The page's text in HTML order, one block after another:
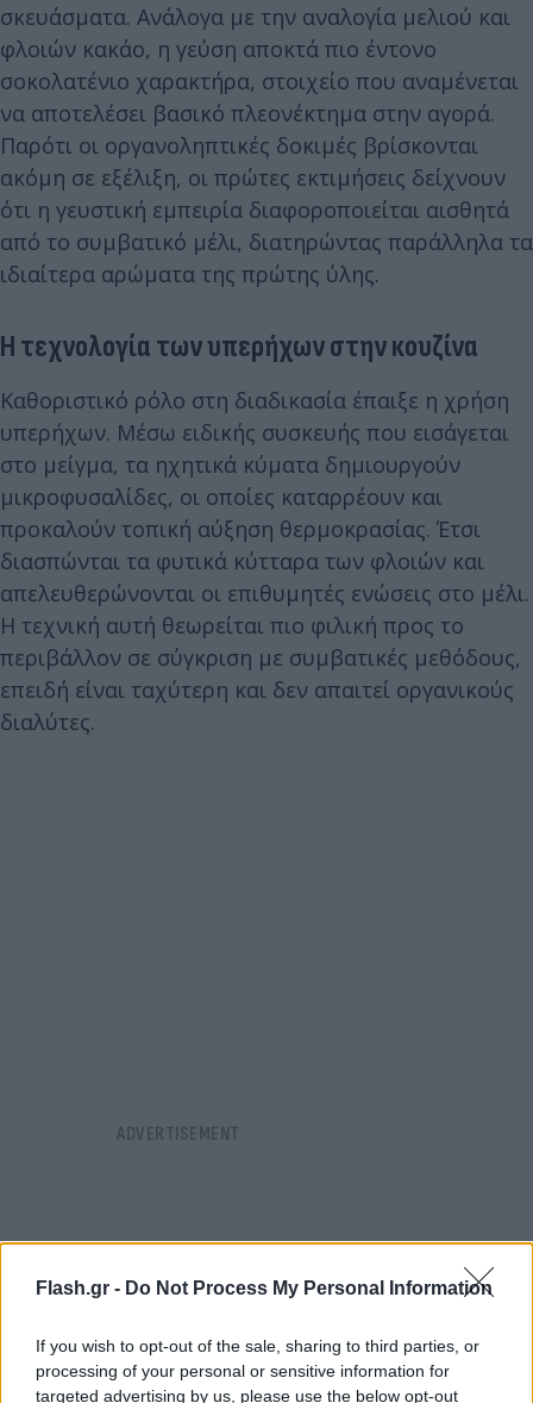
Flash.gr - Do Not Process My Personal Information
If you wish to opt-out of the sale, sharing to third parties, or
processing of your personal or sensitive information for
targeted advertising by us, please use the below opt-out
σκευάσματα. Ανάλογα με την αναλογία μελιού και
φλοιών κακάο, η γεύση αποκτά πιο έντονο
σοκολατένιο χαρακτήρα, στοιχείο που αναμένεται
να αποτελέσει βασικό πλεονέκτημα στην αγορά.
Παρότι οι οργανοληπτικές δοκιμές βρίσκονται
ακόμη σε εξέλιξη, οι πρώτες εκτιμήσεις δείχνουν
ότι η γευστική εμπειρία διαφοροποιείται αισθητά
από το συμβατικό μέλι, διατηρώντας παράλληλα τα
ιδιαίτερα αρώματα της πρώτης ύλης.
Η τεχνολογία των υπερήχων στην κουζίνα
Καθοριστικό ρόλο στη διαδικασία έπαιξε η χρήση
υπερήχων. Μέσω ειδικής συσκευής που εισάγεται
στο μείγμα, τα ηχητικά κύματα δημιουργούν
μικροφυσαλίδες, οι οποίες καταρρέουν και
προκαλούν τοπική αύξηση θερμοκρασίας. Έτσι
διασπώνται τα φυτικά κύτταρα των φλοιών και
απελευθερώνονται οι επιθυμητές ενώσεις στο μέλι.
Η τεχνική αυτή θεωρείται πιο φιλική προς το
περιβάλλον σε σύγκριση με συμβατικές μεθόδους,
επειδή είναι ταχύτερη και δεν απαιτεί οργανικούς
διαλύτες.